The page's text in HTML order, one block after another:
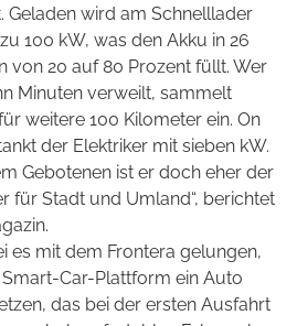
Geladen wird am Schnelllader
100 kW, was den Akku in 26
von 20 auf 80 Prozent füllt. Wer
Minuten verweilt, sammelt
weitere 100 Kilometer ein. On
der Elektriker mit sieben kW.
Gebotenen ist er doch eher der
für Stadt und Umland“, berichtet
es mit dem Frontera gelungen,
Car-Plattform ein Auto
das bei der ersten Ausfahrt